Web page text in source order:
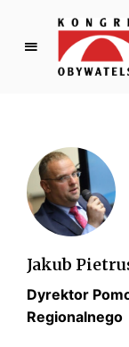
K
g
r
e
s
O
b
y
w
a
Jakub
Dyrektor
Regionalnego